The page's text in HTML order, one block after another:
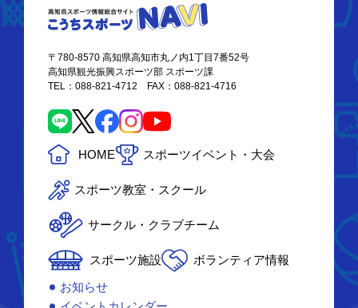
〒780-8570 高知県高知市丸ノ内1丁目7番52号
高知県観光振興スポーツ部 スポーツ課
TEL：088-821-4712 FAX：088-821-4716
HOME スポーツイベント・大会
スポーツ教室・スクール
サークル・クラブチーム
スポーツ施設
ボランティア情報
お知らせ